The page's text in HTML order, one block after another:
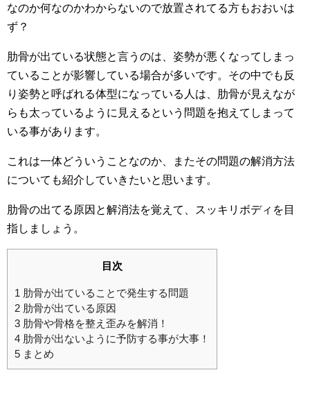
なのか何なのかわからないので放置されてる方もおおいは
ず？
肋骨が出ている状態と言うのは、姿勢が悪くなってしまっ
ていることが影響している場合が多いです。その中でも反
り姿勢と呼ばれる体型になっている人は、肋骨が見えなが
らも太っているように見えるという問題を抱えてしまって
いる事があります。
これは一体どういうことなのか、またその問題の解消方法
についても紹介していきたいと思います。
肋骨の出てる原因と解消法を覚えて、スッキリボディを目
指しましょう。
目次
1 肋骨が出ていることで発生する問題
2 肋骨が出ている原因
3 肋骨や骨格を整え歪みを解消！
4 肋骨が出ないように予防する事が大事！
5 まとめ